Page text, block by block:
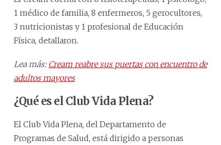
1 médico de familia, 8 enfermeros, 5 gerocultores,
3 nutricionistas y 1 profesional de Educación
Física, detallaron.
Lea más: Cream reabre sus puertas con encuentro de
adultos mayores
¿Qué es el Club Vida Plena?
El Club Vida Plena, del Departamento de
Programas de Salud, está dirigido a personas